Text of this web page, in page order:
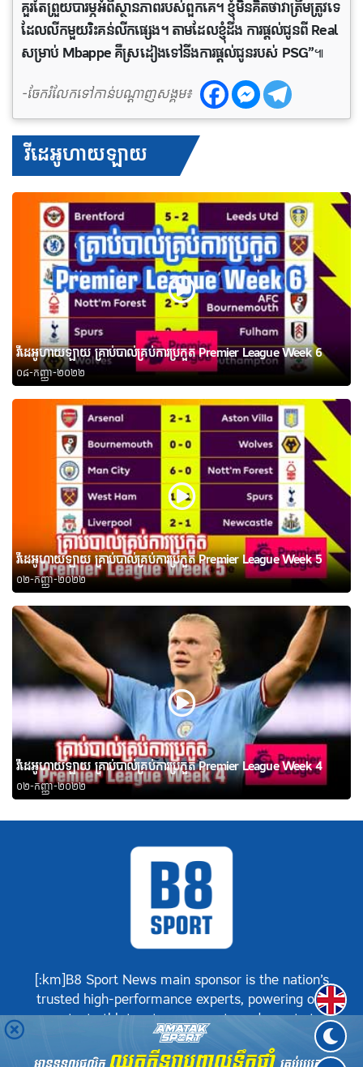
គួរតែព្រួយបារម្ភអំពីស្ថានភាពរបស់ពួកគេ។ ខ្ញុំមិនគិតថាវាត្រឹមត្រូវទេ
ដែលលីកមួយរិះគន់លីកផ្សេង។ តាមដែលខ្ញុំដឹង ការផ្តល់ជូនពី Real
សម្រាប់ Mbappe គឺស្រដៀងទៅនឹងការផ្តល់ជូនរបស់ PSG”៕
-ចែករំលែកទៅកាន់បណ្តាញសង្គម៖
វីដេអូហាយឡាយ
វីដេអូហាយឡាយ គ្រាប់បាល់គ្រប់ការប្រកួត Premier League Week 6
០៨-កញ្ញា-២០២២
វីដេអូហាយឡាយ គ្រាប់បាល់គ្រប់ការប្រកួត Premier League Week 5
០២-កញ្ញា-២០២២
វីដេអូហាយឡាយ គ្រាប់បាល់គ្រប់ការប្រកួត Premier League Week 4
០២-កញ្ញា-២០២២
[:km]B8 Sport News main sponsor is the nation’s
trusted high-performance experts, powering our
greatest athletes, teams, sports and events to
achieve positive success.[:]